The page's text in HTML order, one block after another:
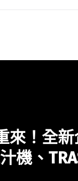
典惡女形象"
來！全
機、